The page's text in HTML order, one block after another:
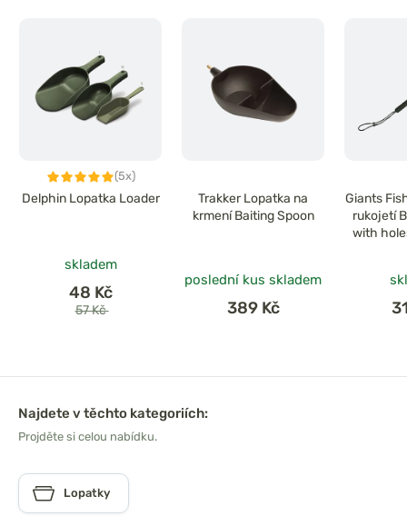
(5x)
Delphin Lopatka Loader
skladem
48 Kč
57 Kč
Trakker Lopatka na
krmení Baiting Spoon
poslední kus skladem
389 Kč
Giants
rukojetí
with
Najdete v těchto kategoriích:
Projděte si celou nabídku.
Lopatky